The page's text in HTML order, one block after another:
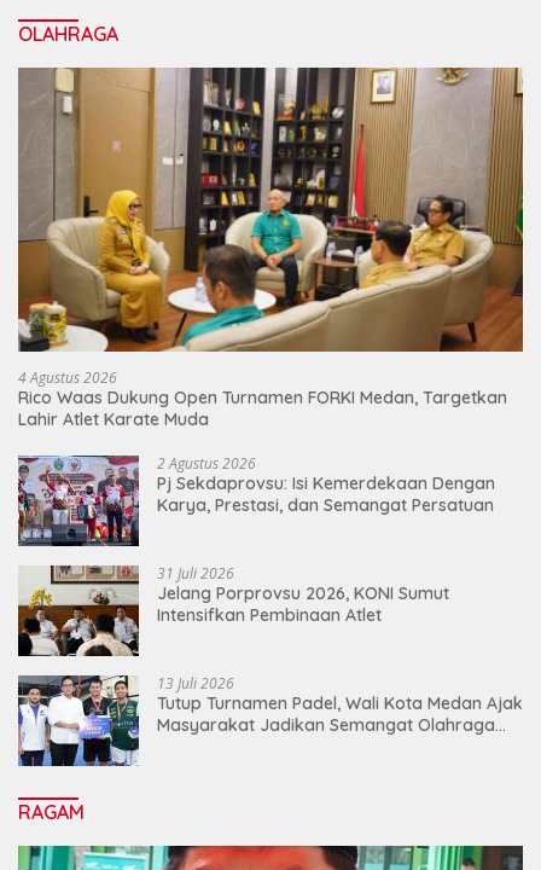
OLAHRAGA
4 Agustus 2026
Rico Waas Dukung Open Turnamen FORKI Medan, Targetkan
Lahir Atlet Karate Muda
2 Agustus 2026
Pj Sekdaprovsu: Isi Kemerdekaan Dengan
Karya, Prestasi, dan Semangat Persatuan
31 Juli 2026
Jelang Porprovsu 2026, KONI Sumut
Intensifkan Pembinaan Atlet
13 Juli 2026
Tutup Turnamen Padel, Wali Kota Medan Ajak
Masyarakat Jadikan Semangat Olahraga
RAGAM